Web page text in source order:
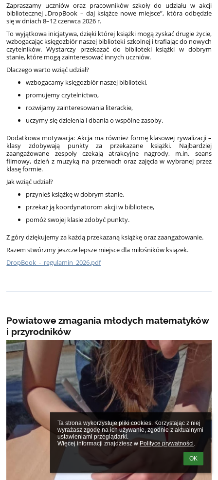
Ta strona wykorzystuje pliki cookies. Korzystając z niej
wyrażasz zgodę na ich używanie, zgodnie z aktualnymi
ustawieniami przeglądarki.
Więcej informacji znajdziesz w Polityce prywatności.
OK
Zapraszamy uczniów oraz pracowników szkoły do udziału w akcji
bibliotecznej „DropBook – daj książce nowe miejsce”, która odbędzie
się w dniach 8–12 czerwca 2026 r.
To wyjątkowa inicjatywa, dzięki której książki mogą zyskać drugie życie,
wzbogacając księgozbiór naszej biblioteki szkolnej i trafiając do nowych
czytelników. Wystarczy przekazać do biblioteki książki w dobrym
stanie, które mogą zainteresować innych uczniów.
Dlaczego warto wziąć udział?
wzbogacamy księgozbiór naszej biblioteki,
promujemy czytelnictwo,
rozwijamy zainteresowania literackie,
uczymy się dzielenia i dbania o wspólne zasoby.
Dodatkowa motywacja: Akcja ma również formę klasowej rywalizacji –
klasy zdobywają punkty za przekazane książki. Najbardziej
zaangażowane zespoły czekają atrakcyjne nagrody, m.in. seans
filmowy, dzień z muzyką na przerwach oraz zajęcia w wybranej przez
klasę formie.
Jak wziąć udział?
przynieś książkę w dobrym stanie,
przekaż ją koordynatorom akcji w bibliotece,
pomóż swojej klasie zdobyć punkty.
Z góry dziękujemy za każdą przekazaną książkę oraz zaangażowanie.
Razem stwórzmy jeszcze lepsze miejsce dla miłośników książek.
DropBook_-_regulamin_2026.pdf
Powiatowe zmagania młodych matematyków
i przyrodników